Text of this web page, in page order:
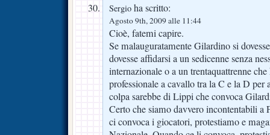
Sergio ha scritto:
Agosto 9th, 2009 alle 11:44
Cioè, fatemi capire.
Se malauguratamente Gilardino si
dovesse affidarsi a un sedicenne senza
internazionale o a un trentaquattrenne
professionale a cavallo tra la C e la D
colpa sarebbe di Lippi che convoca
Certo che siamo davvero incontentabili
ci convoca i giocatori, protestiamo e